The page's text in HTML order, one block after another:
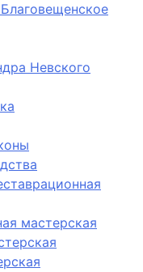
Невского
мастерская